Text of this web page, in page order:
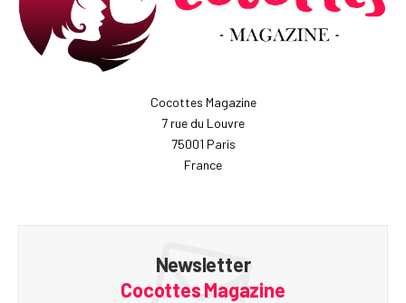
Cocottes Magazine
7 rue du Louvre
75001 Paris
France
Newsletter
Cocottes Magazine